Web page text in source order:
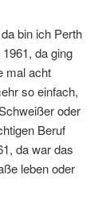
bin ich Perth
da ging
mal acht
so einfach,
oder
Beruf
da war das
leben oder